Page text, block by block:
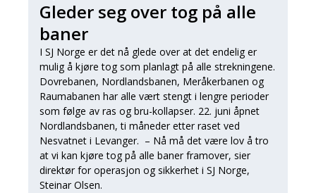
Gleder seg over tog på alle
baner
I SJ Norge er det nå glede over at det endelig er
mulig å kjøre tog som planlagt på alle strekningene.
Dovrebanen, Nordlandsbanen, Meråkerbanen og
Raumabanen har alle vært stengt i lengre perioder
som følge av ras og bru-kollapser. 22. juni åpnet
Nordlandsbanen, ti måneder etter raset ved
Nesvatnet i Levanger. – Nå må det være lov å tro
at vi kan kjøre tog på alle baner framover, sier
direktør for operasjon og sikkerhet i SJ Norge,
Steinar Olsen.